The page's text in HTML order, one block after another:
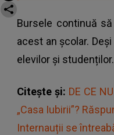
Bursele continuă
acest an școlar.
elevilor și
Citește și: DE CE
„Casa Iubirii”?
Internauții se